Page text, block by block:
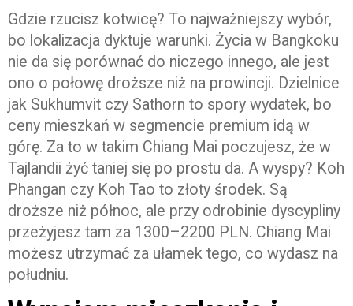
Gdzie rzucisz kotwicę? To najważniejszy wybór,
bo lokalizacja dyktuje warunki. Życia w Bangkoku
nie da się porównać do niczego innego, ale jest
ono o połowę droższe niż na prowincji. Dzielnice
jak Sukhumvit czy Sathorn to spory wydatek, bo
ceny mieszkań w segmencie premium idą w
górę. Za to w takim Chiang Mai poczujesz, że w
Tajlandii żyć taniej się po prostu da. A wyspy? Koh
Phangan czy Koh Tao to złoty środek. Są
droższe niż północ, ale przy odrobinie dyscypliny
przeżyjesz tam za 1300–2200 PLN. Chiang Mai
możesz utrzymać za ułamek tego, co wydasz na
południu.